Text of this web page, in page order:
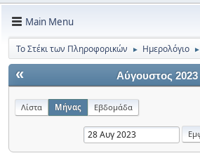
Main Menu
Το Στέκι των Πληροφορικών ► Ημερολόγιο ►
« Αύγουστος 2023
Λίστα Μήνας Εβδομάδα